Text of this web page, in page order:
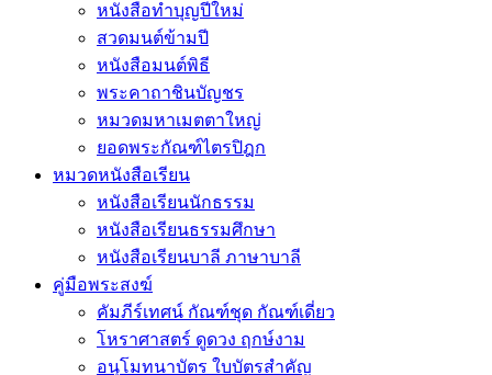
หนังสือทำบุญปีใหม่
สวดมนต์ข้ามปี
หนังสือมนต์พิธี
พระคาถาชินบัญชร
หมวดมหาเมตตาใหญ่
ยอดพระกัณฑ์ไตรปิฎก
หมวดหนังสือเรียน
หนังสือเรียนนักธรรม
หนังสือเรียนธรรมศึกษา
หนังสือเรียนบาลี ภาษาบาลี
คู่มือพระสงฆ์
คัมภีร์เทศน์ กัณฑ์ชุด กัณฑ์เดี่ยว
โหราศาสตร์ ดูดวง ฤกษ์งาม
อนุโมทนาบัตร ใบบัตรสำคัญ